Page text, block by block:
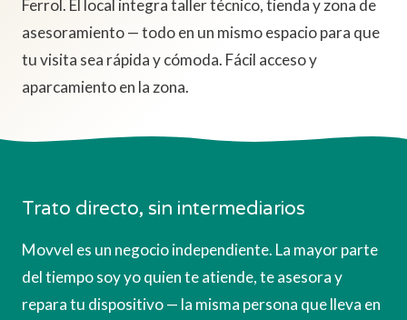
Ferrol. El local integra taller técnico, tienda y zona de
asesoramiento — todo en un mismo espacio para que
tu visita sea rápida y cómoda. Fácil acceso y
aparcamiento en la zona.
Trato directo, sin intermediarios
Movvel es un negocio independiente. La mayor parte
del tiempo soy yo quien te atiende, te asesora y
repara tu dispositivo — la misma persona que lleva en